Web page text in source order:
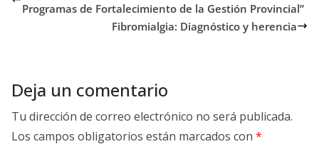
Programas de Fortalecimiento de la Gestión Provincial”
Fibromialgia: Diagnóstico y herencia
Deja un comentario
Tu dirección de correo electrónico no será publicada.
Los campos obligatorios están marcados con *